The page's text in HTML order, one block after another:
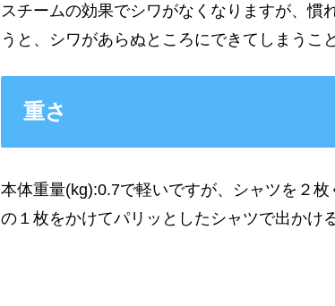
スチームの効果でシワがなくなりますが、慣
うと、シワがあらぬところにできてしまうこ
重さ
本体重量(kg):0.7で軽いですが、シャツを２
の１枚をかけてパリッとしたシャツで出かけ